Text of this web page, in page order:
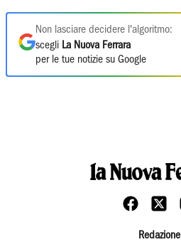
Non lasciare decidere l'algoritmo:
scegli La Nuova Ferrara
per le tue notizie su Google
Redazione